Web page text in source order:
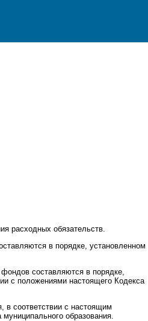
расходных обязательств.
в порядке, установленном
составляются в порядке,
с положениями настоящего Кодекса
в соответствии с настоящим
образования.